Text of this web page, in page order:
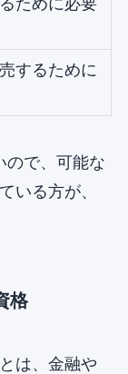
するために
ので、可能な
いる方が、
格
は、金融や